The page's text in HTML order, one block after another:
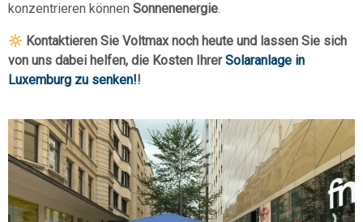
konzentrieren können Sonnenenergie.
Kontaktieren Sie Voltmax noch heute und lassen Sie sich
von uns dabei helfen, die Kosten IhrerSolaranlage in
Luxemburg zu senken!!